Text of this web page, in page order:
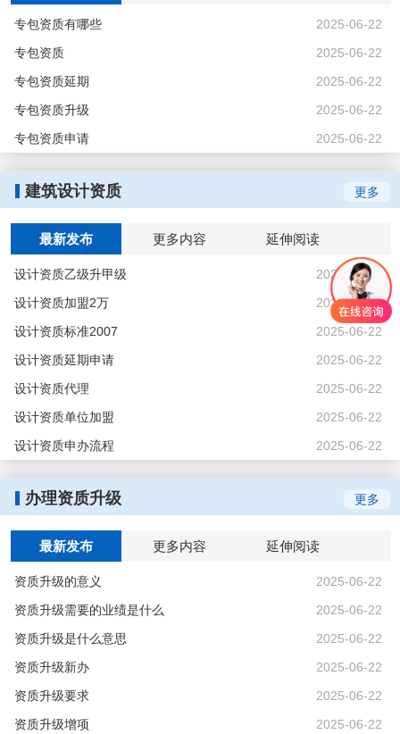
专包资质有哪些
2025-06-22
专包资质
2025-06-22
专包资质延期
2025-06-22
专包资质升级
2025-06-22
专包资质申请
2025-06-22
建筑设计资质 更多
最新发布 更多内容 延伸阅读
设计资质乙级升甲级
2025-06-22
设计资质加盟2万
2025-06-22
设计资质标准2007
2025-06-22
设计资质延期申请
2025-06-22
设计资质代理
2025-06-22
设计资质单位加盟
2025-06-22
设计资质申办流程
2025-06-22
办理资质升级 更多
最新发布 更多内容 延伸阅读
资质升级的意义
2025-06-22
资质升级需要的业绩是什么
2025-06-22
资质升级是什么意思
2025-06-22
资质升级新办
2025-06-22
资质升级要求
2025-06-22
资质升级增项
2025-06-22